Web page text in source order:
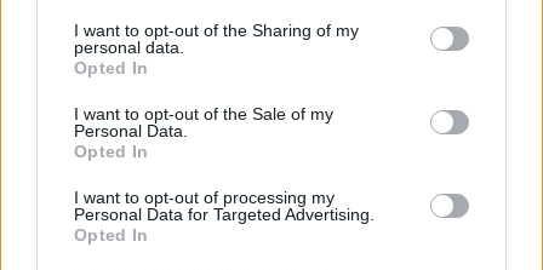
I want to opt-out of the Sharing of my
personal data.
Opted In
I want to opt-out of the Sale of my
Personal Data.
Opted In
I want to opt-out of processing my
Personal Data for Targeted Advertising.
Opted In